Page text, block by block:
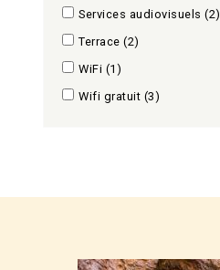
Services audiovisuels (2)
Terrace (2)
WiFi (1)
Wifi gratuit (3)